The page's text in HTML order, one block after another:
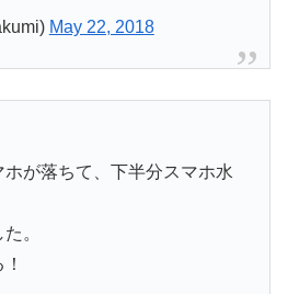
May 22, 2018
が落ちて、下半分スマホ水
。